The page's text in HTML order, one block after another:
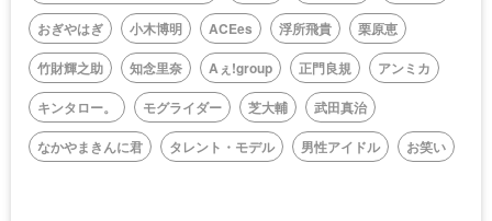
おぎやはぎ
小木博明 ACEes 浮所飛貴
栗原恵
竹財輝之助
知念里奈 Aぇ!group 正門良規
アンミカ
キンタロー。
モグライダー 芝大輔
武田真治
なかやまきんに君
タレント・モデル 男性アイドル お笑い